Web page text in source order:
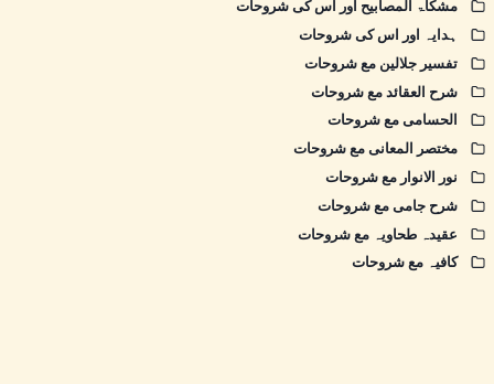
مشکاۃ المصابیح اور اس کی شروحات
ہدایہ اور اس کی شروحات
تفسیر جلالین مع شروحات
شرح العقائد مع شروحات
الحسامی مع شروحات
مختصر المعانی مع شروحات
نور الانوار مع شروحات
شرح جامی مع شروحات
عقیدہ طحاویہ مع شروحات
کافیہ مع شروحات